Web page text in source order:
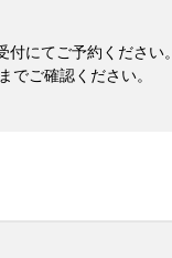
にてご予約ください。
までご確認ください。